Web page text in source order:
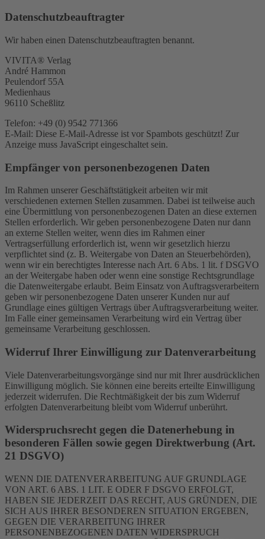
Datenschutz­beauftragter
Wir haben einen Datenschutzbeauftragten benannt.
VIVITA® Verlag
André Hammon
Peulendorf 55A
Medienhaus
96110 Scheßlitz
Telefon: +49 (0) 9542 771366
E-Mail: Diese E-Mail-Adresse ist vor Spambots geschützt! Zur
Anzeige muss JavaScript eingeschaltet sein.
Empfänger von personenbezogenen Daten
Im Rahmen unserer Geschäftstätigkeit arbeiten wir mit
verschiedenen externen Stellen zusammen. Dabei ist teilweise auch
eine Übermittlung von personenbezogenen Daten an diese externen
Stellen erforderlich. Wir geben personenbezogene Daten nur dann
an externe Stellen weiter, wenn dies im Rahmen einer
Vertragserfüllung erforderlich ist, wenn wir gesetzlich hierzu
verpflichtet sind (z. B. Weitergabe von Daten an Steuerbehörden),
wenn wir ein berechtigtes Interesse nach Art. 6 Abs. 1 lit. f DSGVO
an der Weitergabe haben oder wenn eine sonstige Rechtsgrundlage
die Datenweitergabe erlaubt. Beim Einsatz von Auftragsverarbeitern
geben wir personenbezogene Daten unserer Kunden nur auf
Grundlage eines gültigen Vertrags über Auftragsverarbeitung weiter.
Im Falle einer gemeinsamen Verarbeitung wird ein Vertrag über
gemeinsame Verarbeitung geschlossen.
Widerruf Ihrer Einwilligung zur Datenverarbeitung
Viele Datenverarbeitungsvorgänge sind nur mit Ihrer ausdrücklichen
Einwilligung möglich. Sie können eine bereits erteilte Einwilligung
jederzeit widerrufen. Die Rechtmäßigkeit der bis zum Widerruf
erfolgten Datenverarbeitung bleibt vom Widerruf unberührt.
Widerspruchsrecht gegen die Datenerhebung in
besonderen Fällen sowie gegen Direktwerbung (Art.
21 DSGVO)
WENN DIE DATENVERARBEITUNG AUF GRUNDLAGE
VON ART. 6 ABS. 1 LIT. E ODER F DSGVO ERFOLGT,
HABEN SIE JEDERZEIT DAS RECHT, AUS GRÜNDEN, DIE
SICH AUS IHRER BESONDEREN SITUATION ERGEBEN,
GEGEN DIE VERARBEITUNG IHRER
PERSONENBEZOGENEN DATEN WIDERSPRUCH